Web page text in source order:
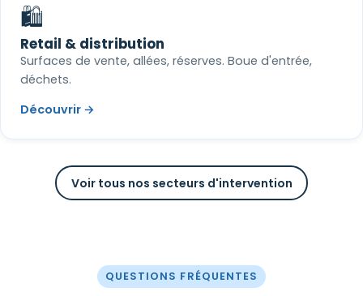
🛍️
Retail & distribution
Surfaces de vente, allées, réserves. Boue d'entrée,
déchets.
Découvrir →
Voir tous nos secteurs d'intervention
QUESTIONS FRÉQUENTES